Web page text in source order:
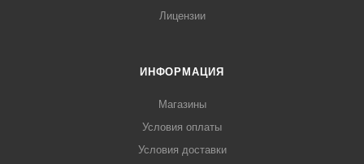
Лицензии
ИНФОРМАЦИЯ
Магазины
Условия оплаты
Условия доставки